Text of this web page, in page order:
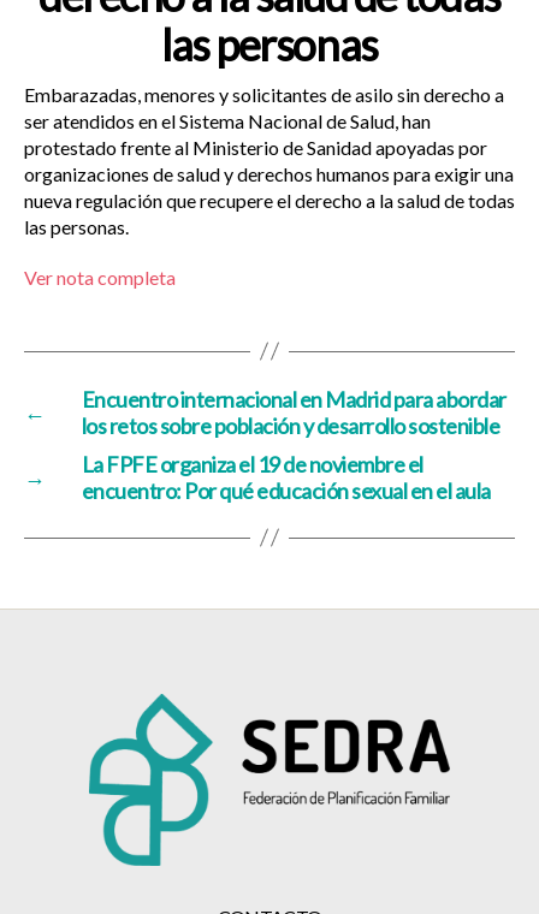
las personas
Embarazadas, menores y solicitantes de asilo sin derecho a
ser atendidos en el Sistema Nacional de Salud, han
protestado frente al Ministerio de Sanidad apoyadas por
organizaciones de salud y derechos humanos para exigir una
nueva regulación que recupere el derecho a la salud de todas
las personas.
Ver nota completa
←
Encuentro internacional en Madrid para abordar
los retos sobre población y desarrollo sostenible
→
La FPFE organiza el 19 de noviembre el
encuentro: Por qué educación sexual en el aula